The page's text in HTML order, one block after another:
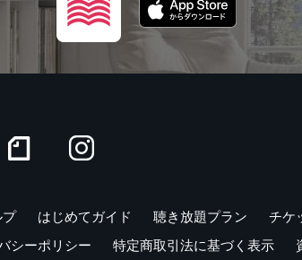
プ はじめてガイド 聴き放題プラン チケ
シーポリシー 特定商取引法に基づく表示